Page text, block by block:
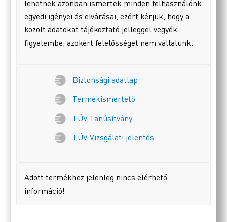
lehetnek azonban ismertek minden felhasználónk
egyedi igényei és elvárásai, ezért kérjük, hogy a
közölt adatokat tájékoztató jelleggel vegyék
figyelembe, azokért felelősséget nem vállalunk.
Biztonsági adatlap
Termékismertető
TÜV Tanúsítvány
TÜV Vizsgálati jelentés
Adott termékhez jelenleg nincs elérhető
információ!